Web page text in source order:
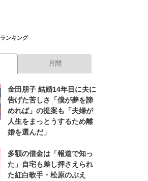
ランキング
月間
金田朋子 結婚14年目に夫に
告げた苦しさ「僕が夢を諦
めれば」の提案も「夫婦が
人生をまっとうするため離
婚を選んだ」
多額の借金は「報道で知っ
た」自宅も差し押さえられ
た紅白歌手・松原のぶえ